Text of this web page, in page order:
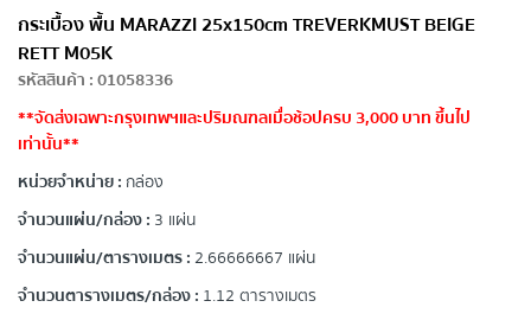
กระเบื้อง พื้น MARAZZI 25x150cm TREVERKMUST BEIGE
RETT M05K
รหัสสินค้า :01058336
**จัดส่งเฉพาะกรุงเทพฯและปริมณฑลเมื่อช้อปครบ 3,000 บาท ขึ้นไป
เท่านั้น**
หน่วยจำหน่าย : กล่อง
จำนวนแผ่น/กล่อง : 3 แผ่น
จำนวนแผ่น/ตารางเมตร : 2.66666667 แผ่น
จำนวนตารางเมตร/กล่อง : 1.12 ตารางเมตร